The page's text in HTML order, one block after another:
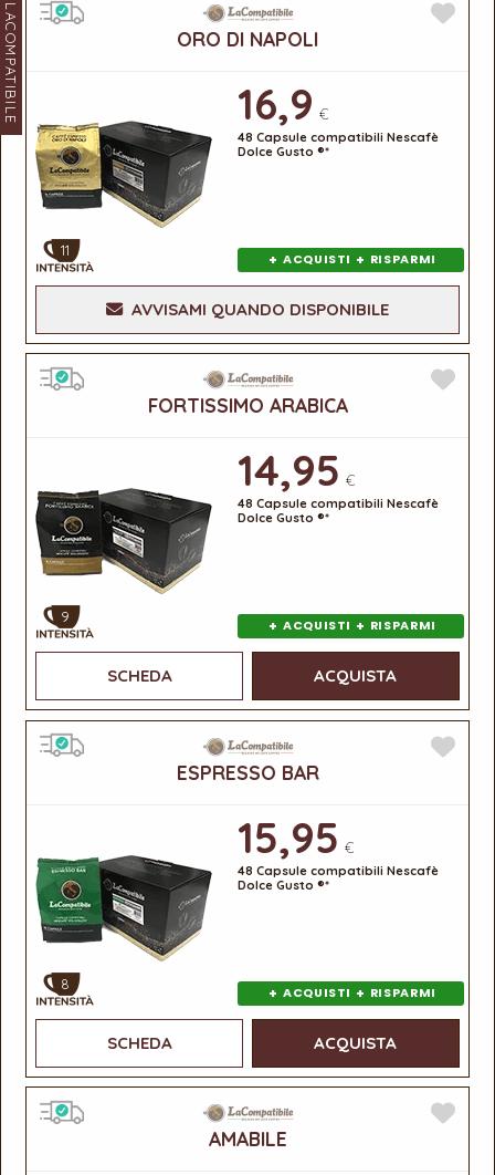
LACOMPATIBILE ORO DI NAPOLI
11
16,9 €
48 Capsule compatibili Nescafè
Dolce Gusto ®*
+ ACQUISTI + RISPARMI
AVVISAMI QUANDO DISPONIBILE
FORTISSIMO ARABICA
9
14,95 €
48 Capsule compatibili Nescafè
Dolce Gusto ®*
+ ACQUISTI + RISPARMI
SCHEDA ACQUISTA
ESPRESSO BAR
8
15,95 €
48 Capsule compatibili Nescafè
Dolce Gusto ®*
+ ACQUISTI + RISPARMI
SCHEDA ACQUISTA
AMABILE